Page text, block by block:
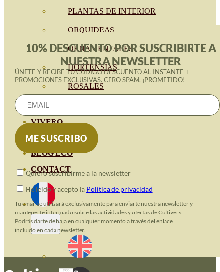
PLANTAS DE INTERIOR
ORQUIDEAS
ORNAMENTALES
HORTENSIAS
ROSALES
VIVERO
RECURSOS
BLOG ECO
CONTACT
10% DESCUENTO POR SUSCRIBIRTE A
NUESTRA NEWSLETTER
ÚNETE Y RECIBE TU CÓDIGO DESCUENTO AL INSTANTE +
PROMOCIONES EXCLUSIVAS. CERO SPAM, ¡PROMETIDO!
Quiero suscribirme a la newsletter
He leido y acepto la Política de privacidad
Tu email se utilizará exclusivamente para enviarte nuestra newsletter y
mantenerte informado sobre las actividades y ofertas de Cultivers.
Podrás darte de baja en cualquier momento a través del enlace
incluido en cada newsletter.